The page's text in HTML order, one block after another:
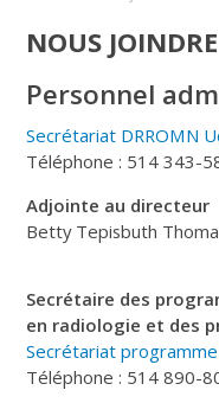
NOUS JOINDRE
Personnel
Secrétariat DRROMN
Téléphone : 514 343-
Adjointe au directeur
Betty Tepisbuth
Secrétaire des
en radiologie et des
Secrétariat
Téléphone : 514 890-